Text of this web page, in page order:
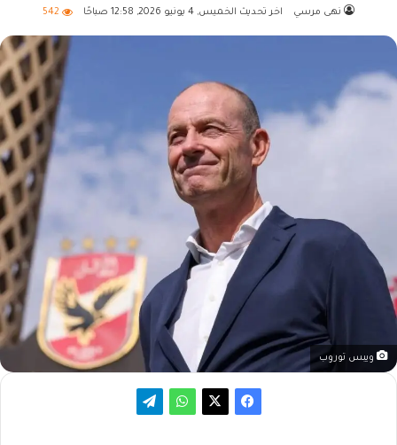
نهى مرسي اخر تحديث الخميس, 4 يونيو 2026, 12:58 صباحًا 542
وييس توروب